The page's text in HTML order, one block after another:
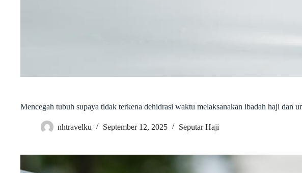
Mencegah tubuh supaya tidak terkena dehidrasi waktu melaksanakan ibadah haji dan
nhtravelku September 12, 2025 Seputar Haji